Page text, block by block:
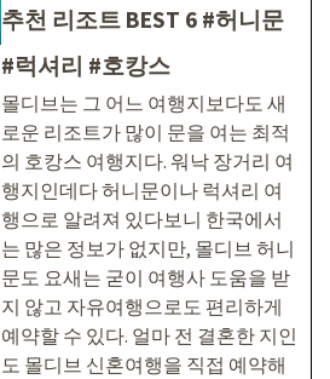
추천 리조트 BEST 6 #허니문
#럭셔리 #호캉스
몰디브는 그 어느 여행지보다도 새
로운 리조트가 많이 문을 여는 최적
의 호캉스 여행지다. 워낙 장거리 여
행지인데다 허니문이나 럭셔리 여
행으로 알려져 있다보니 한국에서
는 많은 정보가 없지만, 몰디브 허니
문도 요새는 굳이 여행사 도움을 받
지 않고 자유여행으로도 편리하게
예약할 수 있다. 얼마 전 결혼한 지인
도 몰디브 신혼여행을 직접 예약해